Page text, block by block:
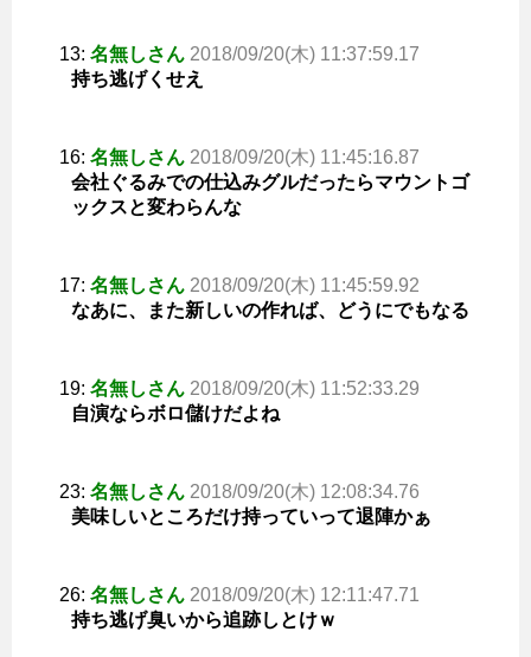
13: 名無しさん 2018/09/20(木) 11:37:59.17
持ち逃げくせえ
16: 名無しさん 2018/09/20(木) 11:45:16.87
会社ぐるみでの仕込みグルだったらマウントゴ
ックスと変わらんな
17: 名無しさん 2018/09/20(木) 11:45:59.92
なあに、また新しいの作れば、どうにでもなる
19: 名無しさん 2018/09/20(木) 11:52:33.29
自演ならボロ儲けだよね
23: 名無しさん 2018/09/20(木) 12:08:34.76
美味しいところだけ持っていって退陣かぁ
26: 名無しさん 2018/09/20(木) 12:11:47.71
持ち逃げ臭いから追跡しとけｗ